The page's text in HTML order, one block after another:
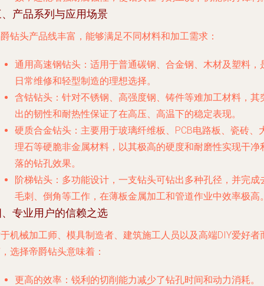
产品系列与应用场景
钻头产品线丰富，能够满足不同材料和加工需求：
通用高速钢钻头 ：适用于普通碳钢、合金钢、木材及塑料，
日常维修和轻型制造的理想选择。
含钴钻头 ：针对不锈钢、高强度钢、铸件等难加工材料，其
出的韧性和耐热性保证了在高压、高温下的稳定表现。
硬质合金钻头 ：主要用于玻璃纤维板、PCB电路板、瓷砖、
理石等硬脆非金属材料，以其极高的硬度和耐磨性实现干净
落的钻孔效果。
阶梯钻头 ：多功能设计，一支钻头可钻出多种孔径，并完成
毛刺、倒角等工作，在薄板金属加工和管道作业中效率极高
专业用户的信赖之选
机械加工师、模具制造者、建筑施工人员以及高端DIY爱好者
选择帝爵钻头意味着：
更高的效率 ：锐利的切削能力减少了钻孔时间和动力消耗。